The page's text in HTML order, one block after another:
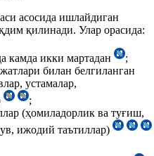
асосида ишлайдиган
қилинади. Улар орасида:
камда икки мартадан
;
билан белгиланган
устамалар,
;
(ҳомиладорлик ва туғиш,
ижодий таътиллар)